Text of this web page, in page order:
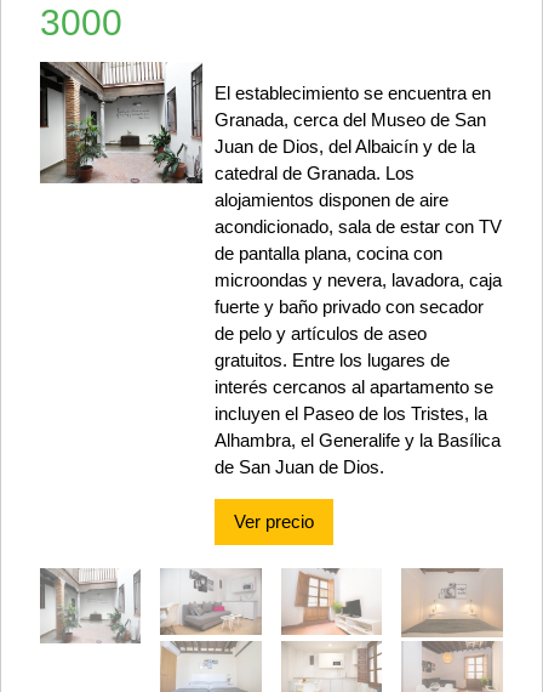
3000
El establecimiento se encuentra en
Granada, cerca del Museo de San
Juan de Dios, del Albaicín y de la
catedral de Granada. Los
alojamientos disponen de aire
acondicionado, sala de estar con TV
de pantalla plana, cocina con
microondas y nevera, lavadora, caja
fuerte y baño privado con secador
de pelo y artículos de aseo
gratuitos. Entre los lugares de
interés cercanos al apartamento se
incluyen el Paseo de los Tristes, la
Alhambra, el Generalife y la Basílica
de San Juan de Dios.
Ver precio